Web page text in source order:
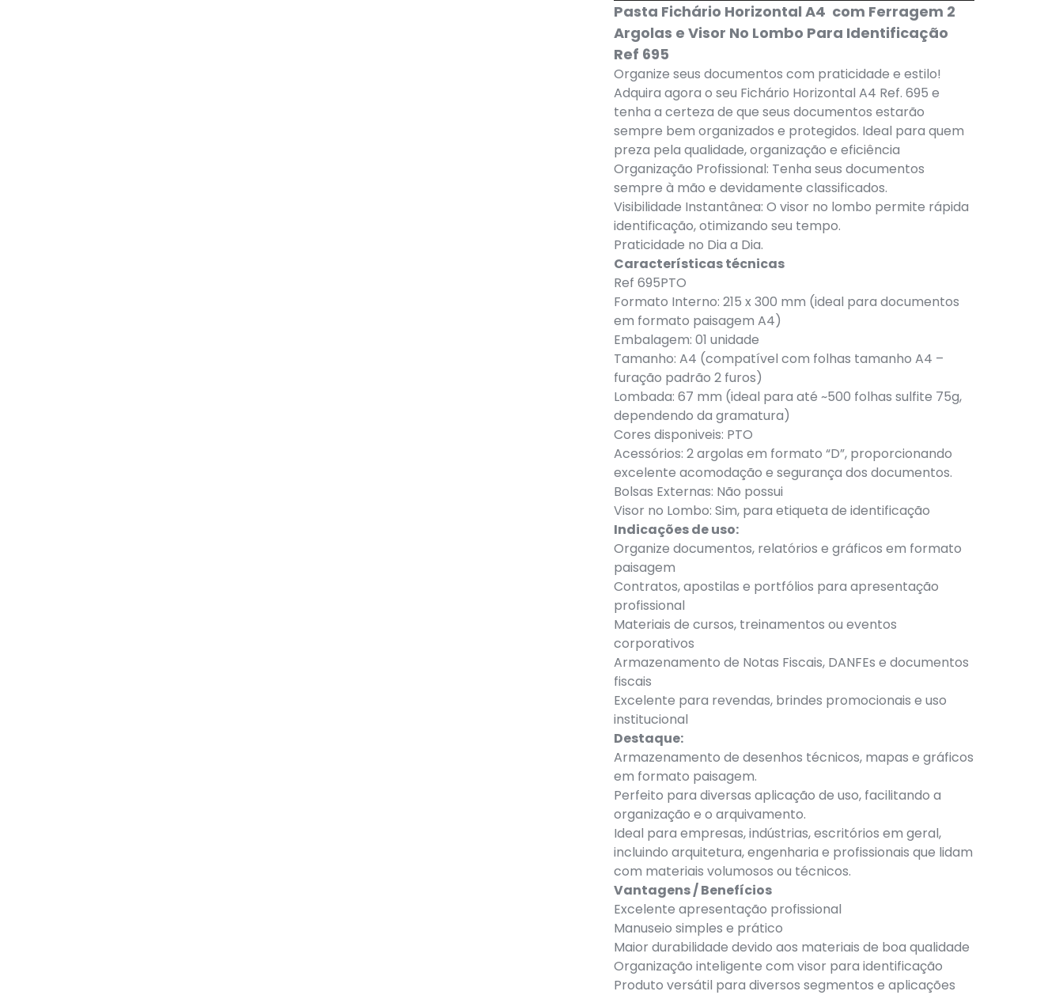
Pasta Fichário Horizontal A4 com Ferragem 2
Argolas e Visor No Lombo Para Identificação
Ref 695
Organize seus documentos com praticidade e estilo!
Adquira agora o seu Fichário Horizontal A4 Ref. 695 e
tenha a certeza de que seus documentos estarão
sempre bem organizados e protegidos. Ideal para quem
preza pela qualidade, organização e eficiência
Organização Profissional: Tenha seus documentos
sempre à mão e devidamente classificados.
Visibilidade Instantânea: O visor no lombo permite rápida
identificação, otimizando seu tempo.
Praticidade no Dia a Dia.
Características técnicas
Ref 695PTO
Formato Interno: 215 x 300 mm (ideal para documentos
em formato paisagem A4)
Embalagem: 01 unidade
Tamanho: A4 (compatível com folhas tamanho A4 –
furação padrão 2 furos)
Lombada: 67 mm (ideal para até ~500 folhas sulfite 75g,
dependendo da gramatura)
Cores disponiveis: PTO
Acessórios: 2 argolas em formato “D”, proporcionando
excelente acomodação e segurança dos documentos.
Bolsas Externas: Não possui
Visor no Lombo: Sim, para etiqueta de identificação
Indicações de uso:
Organize documentos, relatórios e gráficos em formato
paisagem
Contratos, apostilas e portfólios para apresentação
profissional
Materiais de cursos, treinamentos ou eventos
corporativos
Armazenamento de Notas Fiscais, DANFEs e documentos
fiscais
Excelente para revendas, brindes promocionais e uso
institucional
Destaque:
Armazenamento de desenhos técnicos, mapas e gráficos
em formato paisagem.
Perfeito para diversas aplicação de uso, facilitando a
organização e o arquivamento.
Ideal para empresas, indústrias, escritórios em geral,
incluindo arquitetura, engenharia e profissionais que lidam
com materiais volumosos ou técnicos.
Vantagens / Benefícios
Excelente apresentação profissional
Manuseio simples e prático
Maior durabilidade devido aos materiais de boa qualidade
Organização inteligente com visor para identificação
Produto versátil para diversos segmentos e aplicações